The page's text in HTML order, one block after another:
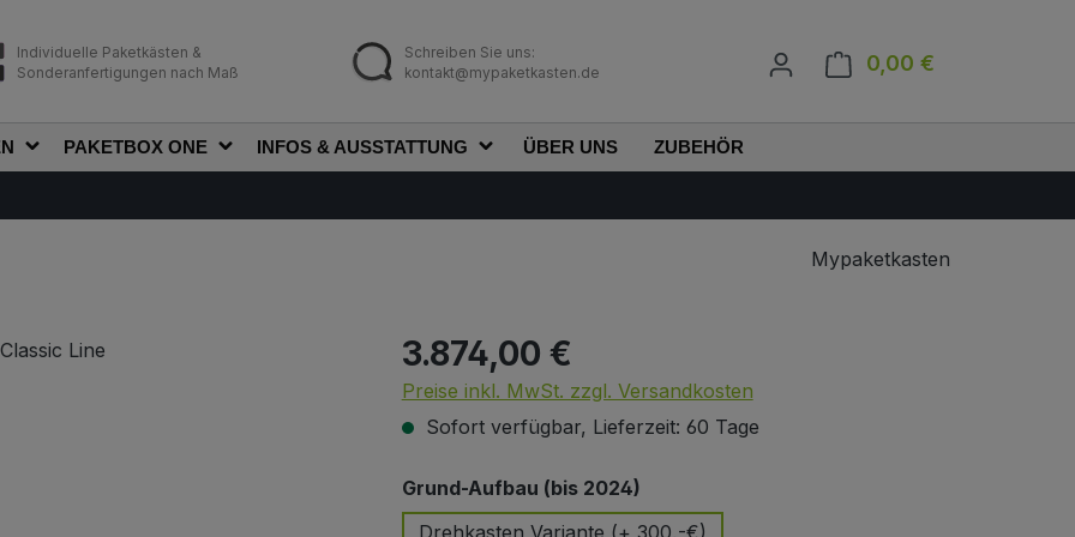
Individuelle Paketkästen &
Sonderanfertigungen nach Maß
Schreiben Sie uns:
kontakt@mypaketkasten.de
0,00 €
PAKETBOX ONE INFOS & AUSSTATTUNG ÜBER UNS ZUBEHÖR
Mypaketkasten
Regulärer Preis:
3.874,00 €
Preise inkl. MwSt. zzgl. Versandkosten
Sofort verfügbar, Lieferzeit: 60 Tage
Grund-Aufbau (bis 2024)auswählen